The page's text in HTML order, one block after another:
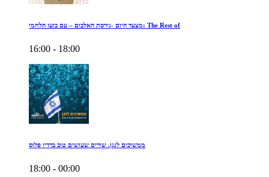
מצעד היום -גירסת האלבום – עם בועז הלחמי: The Rest of
16:00 - 18:00
ממשיכים לנגן. שירים שעושים טוב ברדיו פלוס
18:00 - 00:00